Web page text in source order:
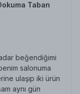
Taban
beğendiğimi
salonuma
ulaşıp iki ürün
aynı gün